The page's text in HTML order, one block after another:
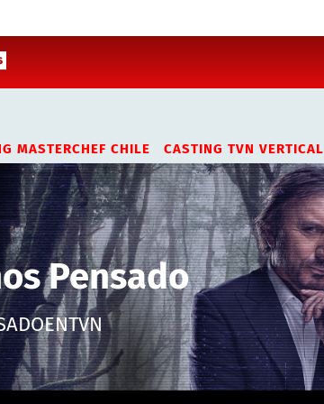
MASTERCHEF CHILE CASTING TVN VERTICAL
Pensado